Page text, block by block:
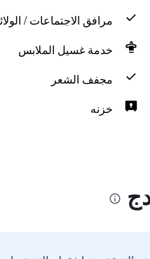
مرافق الاجتماعات /
خدمة غسيل الملابس
مجفف الشعر
خزنه